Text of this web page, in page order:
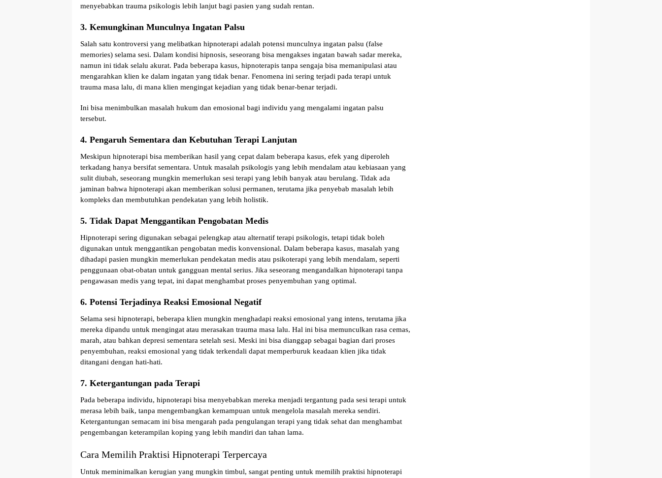
menyebabkan trauma psikologis lebih lanjut bagi pasien yang sudah rentan.
3. Kemungkinan Munculnya Ingatan Palsu
Salah satu kontroversi yang melibatkan hipnoterapi adalah potensi munculnya ingatan palsu (false
memories) selama sesi. Dalam kondisi hipnosis, seseorang bisa mengakses ingatan bawah sadar mereka,
namun ini tidak selalu akurat. Pada beberapa kasus, hipnoterapis tanpa sengaja bisa memanipulasi atau
mengarahkan klien ke dalam ingatan yang tidak benar. Fenomena ini sering terjadi pada terapi untuk
trauma masa lalu, di mana klien mengingat kejadian yang tidak benar-benar terjadi.
Ini bisa menimbulkan masalah hukum dan emosional bagi individu yang mengalami ingatan palsu
tersebut.
4. Pengaruh Sementara dan Kebutuhan Terapi Lanjutan
Meskipun hipnoterapi bisa memberikan hasil yang cepat dalam beberapa kasus, efek yang diperoleh
terkadang hanya bersifat sementara. Untuk masalah psikologis yang lebih mendalam atau kebiasaan yang
sulit diubah, seseorang mungkin memerlukan sesi terapi yang lebih banyak atau berulang. Tidak ada
jaminan bahwa hipnoterapi akan memberikan solusi permanen, terutama jika penyebab masalah lebih
kompleks dan membutuhkan pendekatan yang lebih holistik.
5. Tidak Dapat Menggantikan Pengobatan Medis
Hipnoterapi sering digunakan sebagai pelengkap atau alternatif terapi psikologis, tetapi tidak boleh
digunakan untuk menggantikan pengobatan medis konvensional. Dalam beberapa kasus, masalah yang
dihadapi pasien mungkin memerlukan pendekatan medis atau psikoterapi yang lebih mendalam, seperti
penggunaan obat-obatan untuk gangguan mental serius. Jika seseorang mengandalkan hipnoterapi tanpa
pengawasan medis yang tepat, ini dapat menghambat proses penyembuhan yang optimal.
6. Potensi Terjadinya Reaksi Emosional Negatif
Selama sesi hipnoterapi, beberapa klien mungkin menghadapi reaksi emosional yang intens, terutama jika
mereka dipandu untuk mengingat atau merasakan trauma masa lalu. Hal ini bisa memunculkan rasa cemas,
marah, atau bahkan depresi sementara setelah sesi. Meski ini bisa dianggap sebagai bagian dari proses
penyembuhan, reaksi emosional yang tidak terkendali dapat memperburuk keadaan klien jika tidak
ditangani dengan hati-hati.
7. Ketergantungan pada Terapi
Pada beberapa individu, hipnoterapi bisa menyebabkan mereka menjadi tergantung pada sesi terapi untuk
merasa lebih baik, tanpa mengembangkan kemampuan untuk mengelola masalah mereka sendiri.
Ketergantungan semacam ini bisa mengarah pada pengulangan terapi yang tidak sehat dan menghambat
pengembangan keterampilan koping yang lebih mandiri dan tahan lama.
Cara Memilih Praktisi Hipnoterapi Terpercaya
Untuk meminimalkan kerugian yang mungkin timbul, sangat penting untuk memilih praktisi hipnoterapi